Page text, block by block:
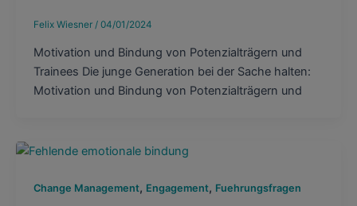
Felix Wiesner / 04/01/2024
Motivation und Bindung von Potenzialträgern und
Trainees Die junge Generation bei der Sache halten:
Motivation und Bindung von Potenzialträgern und
Change Management, Engagement, Fuehrungsfragen